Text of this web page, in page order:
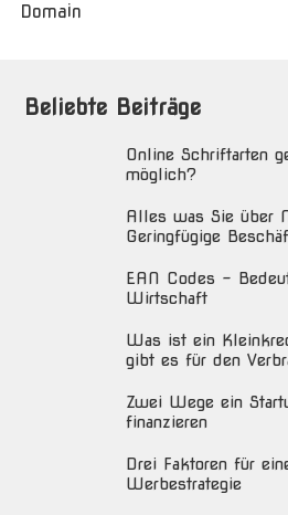
Domain
Beliebte Beiträge
Online Schriftarten
möglich?
Alles was Sie über
Geringfügige
EAN Codes –
Wirtschaft
Was ist ein
gibt es für den
Zwei Wege ein
finanzieren
Drei Faktoren für
Werbestrategie